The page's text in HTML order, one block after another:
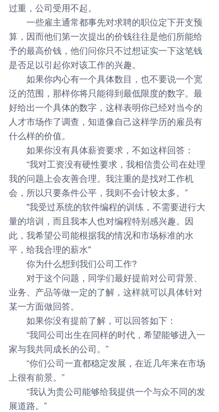
过重，公司受用不起。
一些雇主通常都事先对求聘的职位定下开支预
算，因而他们第一次提出的价钱往往是他们所能给
予的最高价钱，他们问你只不过想证实一下这笔钱
是否足以引起你对该工作的兴趣。
如果你内心有一个具体数目，也不要说一个宽
泛的范围，那样你将只能得到最低限度的数字。最
好给出一个具体的数字，这样表明你已经对当今的
人才市场作了调查，知道像自己这样学历的雇员有
什么样的价值。
如果你没有具体薪资要求，不如这样回答：
“我对工资没有硬性要求，我相信贵公司在处理
我的问题上会友善合理。我注重的是找对工作机
会，所以只要条件公平，我则不会计较太多。”
"我受过系统的软件编程的训练，不需要进行大
量的培训，而且我本人也对编程特别感兴趣。因
此，我希望公司能根据我的情况和市场标准的水
平，给我合理的薪水"
你为什么想到我们公司工作?
对于这个问题，同学们最好提前对公司背景、
业务、产品等做一定的了解，这样就可以具体针对
某一方面做回答。
如果你没有提前了解，可以回答如下：
“我同公司出生在同样的时代，希望能够进入一
家与我共同成长的公司。”
“你们公司一直都稳定发展，在近几年来在市场
上很有前景。”
“我认为贵公司能够给我提供一个与众不同的发
展道路。”